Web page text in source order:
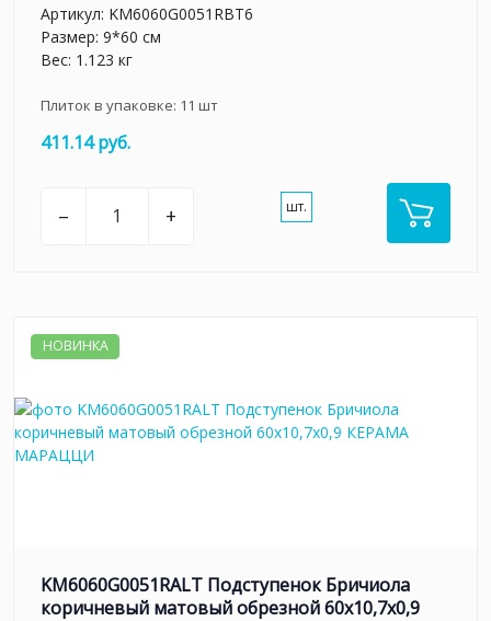
Артикул: KM6060G0051RBT6
Размер: 9*60 см
Вес: 1.123 кг
Плиток в упаковке: 11 шт
411.14 руб.
– + шт.
НОВИНКА
KM6060G0051RALT Подступенок Бричиола
коричневый матовый обрезной 60x10,7x0,9